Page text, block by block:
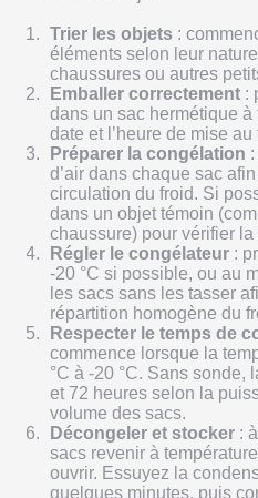
Trier les objets :
éléments selon leur
chaussures ou autres
Emballer correctement :
dans un sac hermétique
date et l’heure de mise
Préparer la congélation
d’air dans chaque sac
circulation du froid. Si
dans un objet témoin
chaussure) pour vérifier
Régler le congélateur :
-20 °C si possible, ou au
les sacs sans les tasser
répartition homogène du
Respecter le temps de
commence lorsque la
°C à -20 °C. Sans sonde,
et 72 heures selon la
volume des sacs.
Décongeler et stocker :
sacs revenir à
ouvrir. Essuyez la
quelques minutes, puis